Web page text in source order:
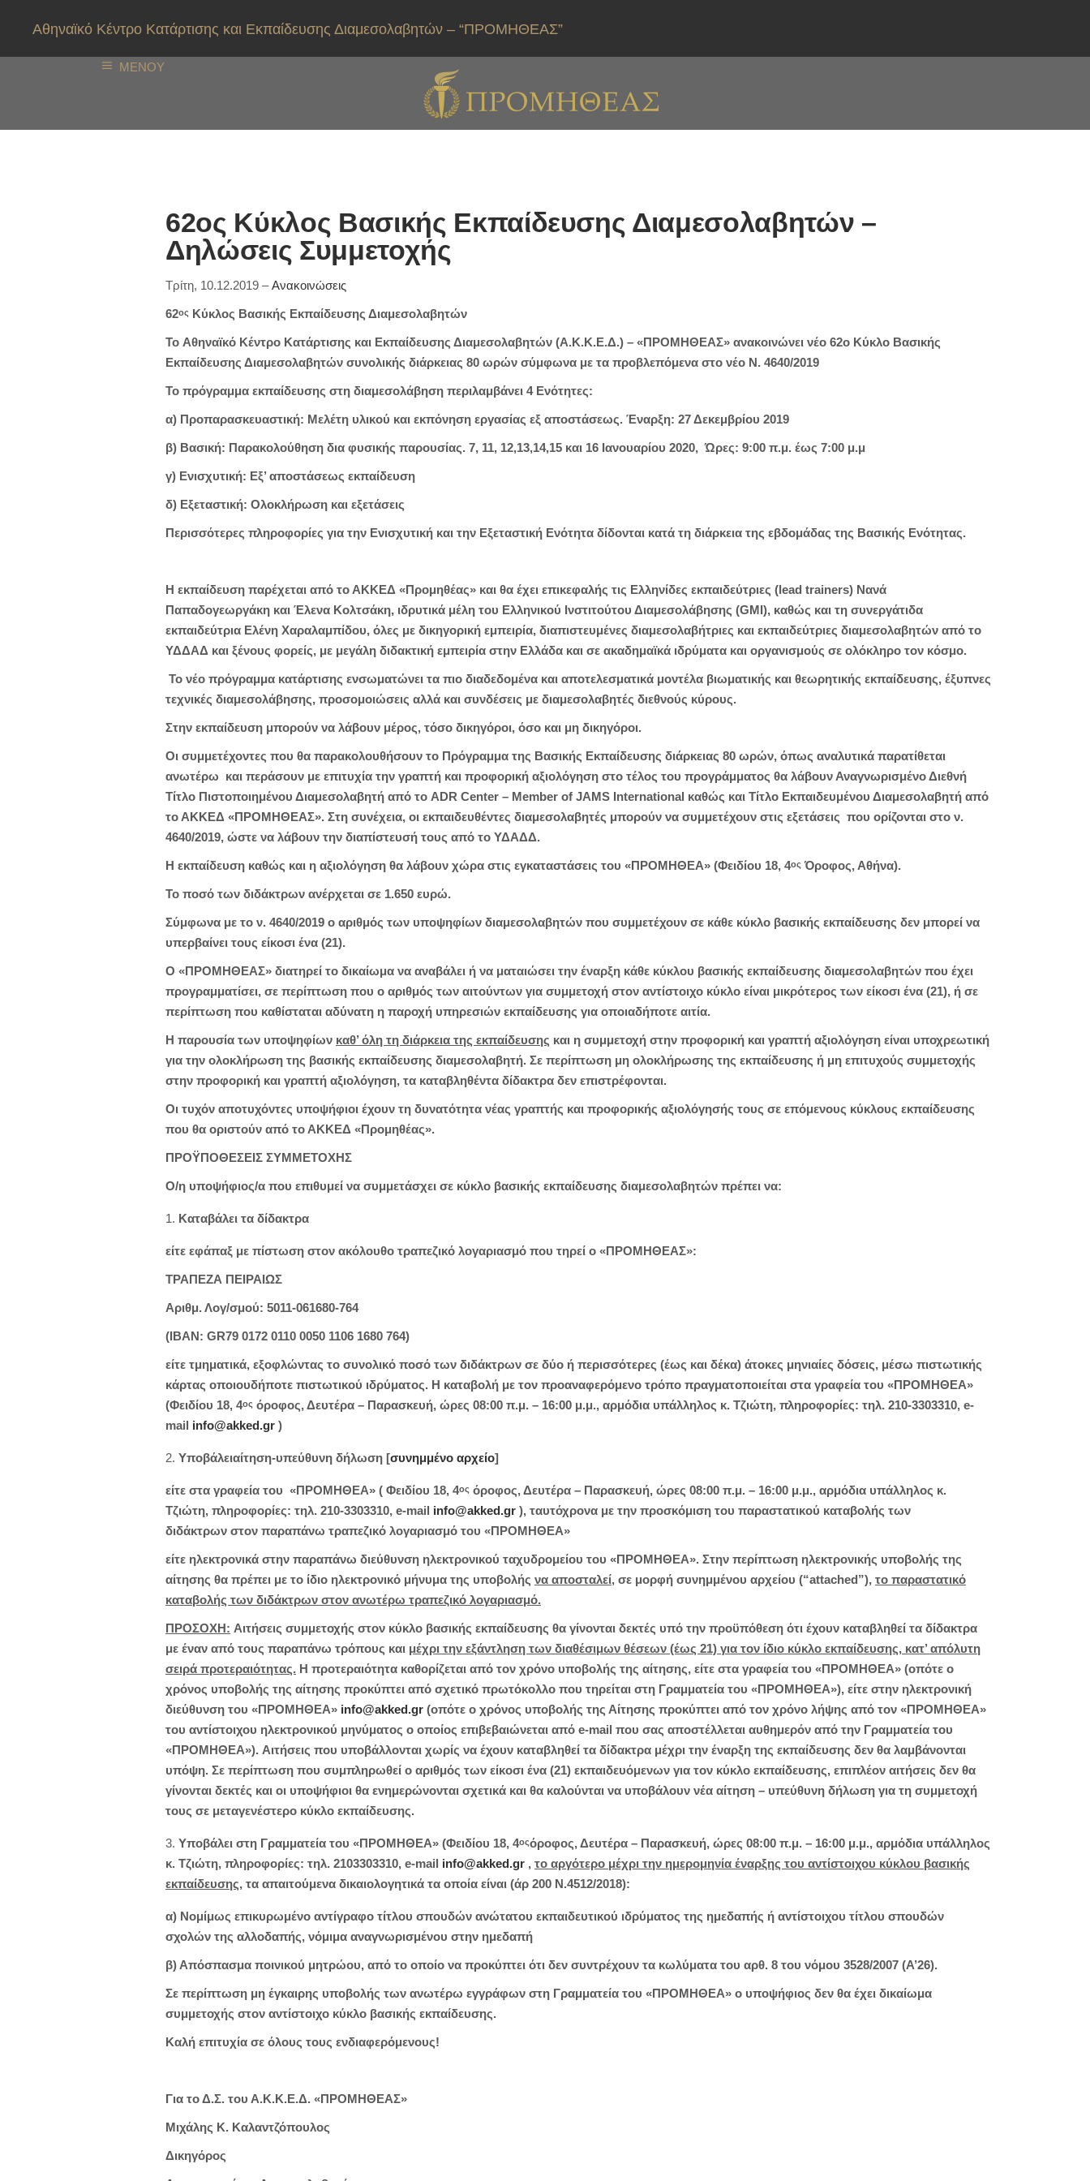
Αθηναϊκό Κέντρο Κατάρτισης και Εκπαίδευσης Διαμεσολαβητών – “ΠΡΟΜΗΘΕΑΣ”
ΜΕΝΟΥ
62ος Κύκλος Βασικής Εκπαίδευσης Διαμεσολαβητών –
Δηλώσεις Συμμετοχής
Τρίτη, 10.12.2019 –Ανακοινώσεις
62ος Κύκλος Βασικής Εκπαίδευσης Διαμεσολαβητών
To Αθηναϊκό Κέντρο Κατάρτισης και Εκπαίδευσης Διαμεσολαβητών (Α.Κ.Κ.Ε.Δ.) – «ΠΡΟΜΗΘΕΑΣ» ανακοινώνει νέο 62o Κύκλο Βασικής
Εκπαίδευσης Διαμεσολαβητών συνολικής διάρκειας 80 ωρών σύμφωνα με τα προβλεπόμενα στο νέο Ν. 4640/2019
Το πρόγραμμα εκπαίδευσης στη διαμεσολάβηση περιλαμβάνει 4 Ενότητες:
α) Προπαρασκευαστική: Μελέτη υλικού και εκπόνηση εργασίας εξ αποστάσεως. Έναρξη: 27 Δεκεμβρίου 2019
β) Βασική: Παρακολούθηση δια φυσικής παρουσίας. 7, 11, 12,13,14,15 και 16 Ιανουαρίου 2020, Ώρες: 9:00 π.μ. έως 7:00 μ.μ
γ) Ενισχυτική: Εξ’ αποστάσεως εκπαίδευση
δ) Εξεταστική: Ολοκλήρωση και εξετάσεις
Περισσότερες πληροφορίες για την Ενισχυτική και την Εξεταστική Ενότητα δίδονται κατά τη διάρκεια της εβδομάδας της Βασικής Ενότητας.
Η εκπαίδευση παρέχεται από το ΑΚΚΕΔ «Προμηθέας» και θα έχει επικεφαλής τις Ελληνίδες εκπαιδεύτριες (lead trainers) Νανά
Παπαδογεωργάκη και Έλενα Κολτσάκη, ιδρυτικά μέλη του Ελληνικού Ινστιτούτου Διαμεσολάβησης (GMI), καθώς και τη συνεργάτιδα
εκπαιδεύτρια Ελένη Χαραλαμπίδου, όλες με δικηγορική εμπειρία, διαπιστευμένες διαμεσολαβήτριες και εκπαιδεύτριες διαμεσολαβητών από το
ΥΔΔΑΔ και ξένους φορείς, με μεγάλη διδακτική εμπειρία στην Ελλάδα και σε ακαδημαϊκά ιδρύματα και οργανισμούς σε ολόκληρο τον κόσμο.
Το νέο πρόγραμμα κατάρτισης ενσωματώνει τα πιο διαδεδομένα και αποτελεσματικά μοντέλα βιωματικής και θεωρητικής εκπαίδευσης, έξυπνες
τεχνικές διαμεσολάβησης, προσομοιώσεις αλλά και συνδέσεις με διαμεσολαβητές διεθνούς κύρους.
Στην εκπαίδευση μπορούν να λάβουν μέρος, τόσο δικηγόροι, όσο και μη δικηγόροι.
Οι συμμετέχοντες που θα παρακολουθήσουν το Πρόγραμμα της Βασικής Εκπαίδευσης διάρκειας 80 ωρών, όπως αναλυτικά παρατίθεται
ανωτέρω και περάσουν με επιτυχία την γραπτή και προφορική αξιολόγηση στο τέλος του προγράμματος θα λάβουν Αναγνωρισμένο Διεθνή
Τίτλο Πιστοποιημένου Διαμεσολαβητή από το ADR Center – Member of JAMS International καθώς και Τίτλο Εκπαιδευμένου Διαμεσολαβητή από
το ΑΚΚΕΔ «ΠΡΟΜΗΘΕΑΣ». Στη συνέχεια, οι εκπαιδευθέντες διαμεσολαβητές μπορούν να συμμετέχουν στις εξετάσεις που ορίζονται στο ν.
4640/2019, ώστε να λάβουν την διαπίστευσή τους από το ΥΔΑΔΔ.
Η εκπαίδευση καθώς και η αξιολόγηση θα λάβουν χώρα στις εγκαταστάσεις του «ΠΡΟΜΗΘΕΑ» (Φειδίου 18, 4ος Όροφος, Αθήνα).
Το ποσό των διδάκτρων ανέρχεται σε 1.650 ευρώ.
Σύμφωνα με το ν. 4640/2019 ο αριθμός των υποψηφίων διαμεσολαβητών που συμμετέχουν σε κάθε κύκλο βασικής εκπαίδευσης δεν μπορεί να
υπερβαίνει τους είκοσι ένα (21).
Ο «ΠΡΟΜΗΘΕΑΣ» διατηρεί το δικαίωμα να αναβάλει ή να ματαιώσει την έναρξη κάθε κύκλου βασικής εκπαίδευσης διαμεσολαβητών που έχει
προγραμματίσει, σε περίπτωση που ο αριθμός των αιτούντων για συμμετοχή στον αντίστοιχο κύκλο είναι μικρότερος των είκοσι ένα (21), ή σε
περίπτωση που καθίσταται αδύνατη η παροχή υπηρεσιών εκπαίδευσης για οποιαδήποτε αιτία.
Η παρουσία των υποψηφίων καθ’ όλη τη διάρκεια της εκπαίδευσης και η συμμετοχή στην προφορική και γραπτή αξιολόγηση είναι υποχρεωτική
για την ολοκλήρωση της βασικής εκπαίδευσης διαμεσολαβητή. Σε περίπτωση μη ολοκλήρωσης της εκπαίδευσης ή μη επιτυχούς συμμετοχής
στην προφορική και γραπτή αξιολόγηση, τα καταβληθέντα δίδακτρα δεν επιστρέφονται.
Οι τυχόν αποτυχόντες υποψήφιοι έχουν τη δυνατότητα νέας γραπτής και προφορικής αξιολόγησής τους σε επόμενους κύκλους εκπαίδευσης
που θα οριστούν από το ΑΚΚΕΔ «Προμηθέας».
ΠΡΟΫΠΟΘΕΣΕΙΣ ΣΥΜΜΕΤΟΧΗΣ
Ο/η υποψήφιος/α που επιθυμεί να συμμετάσχει σε κύκλο βασικής εκπαίδευσης διαμεσολαβητών πρέπει να:
Καταβάλει τα δίδακτρα
είτε εφάπαξ με πίστωση στον ακόλουθο τραπεζικό λογαριασμό που τηρεί ο «ΠΡΟΜΗΘΕΑΣ»:
ΤΡΑΠΕΖΑ ΠΕΙΡΑΙΩΣ
Αριθμ. Λογ/σμού: 5011-061680-764
(ΙΒΑΝ: GR79 0172 0110 0050 1106 1680 764)
είτε τμηματικά, εξοφλώντας το συνολικό ποσό των διδάκτρων σε δύο ή περισσότερες (έως και δέκα) άτοκες μηνιαίες δόσεις, μέσω πιστωτικής
κάρτας οποιουδήποτε πιστωτικού ιδρύματος. Η καταβολή με τον προαναφερόμενο τρόπο πραγματοποιείται στα γραφεία του «ΠΡΟΜΗΘΕΑ»
(Φειδίου 18, 4ος όροφος, Δευτέρα – Παρασκευή, ώρες 08:00 π.μ. – 16:00 μ.μ., αρμόδια υπάλληλος κ. Τζιώτη, πληροφορίες: τηλ. 210-3303310, e-
mail info@akked.gr )
Υποβάλειαίτηση-υπεύθυνη δήλωση [συνημμένο αρχείο]
είτε στα γραφεία του «ΠΡΟΜΗΘΕΑ» ( Φειδίου 18, 4ος όροφος, Δευτέρα – Παρασκευή, ώρες 08:00 π.μ. – 16:00 μ.μ., αρμόδια υπάλληλος κ.
Τζιώτη, πληροφορίες: τηλ. 210-3303310, e-mail info@akked.gr ), ταυτόχρονα με την προσκόμιση του παραστατικού καταβολής των
διδάκτρων στον παραπάνω τραπεζικό λογαριασμό του «ΠΡΟΜΗΘΕΑ»
είτε ηλεκτρονικά στην παραπάνω διεύθυνση ηλεκτρονικού ταχυδρομείου του «ΠΡΟΜΗΘΕΑ». Στην περίπτωση ηλεκτρονικής υποβολής της
αίτησης θα πρέπει με το ίδιο ηλεκτρονικό μήνυμα της υποβολής να αποσταλεί, σε μορφή συνημμένου αρχείου (“attached”), το παραστατικό
καταβολής των διδάκτρων στον ανωτέρω τραπεζικό λογαριασμό.
ΠΡΟΣΟΧΗ: Αιτήσεις συμμετοχής στον κύκλο βασικής εκπαίδευσης θα γίνονται δεκτές υπό την προϋπόθεση ότι έχουν καταβληθεί τα δίδακτρα
με έναν από τους παραπάνω τρόπους και μέχρι την εξάντληση των διαθέσιμων θέσεων (έως 21) για τον ίδιο κύκλο εκπαίδευσης, κατ’ απόλυτη
σειρά προτεραιότητας. Η προτεραιότητα καθορίζεται από τον χρόνο υποβολής της αίτησης, είτε στα γραφεία του «ΠΡΟΜΗΘΕΑ» (οπότε ο
χρόνος υποβολής της αίτησης προκύπτει από σχετικό πρωτόκολλο που τηρείται στη Γραμματεία του «ΠΡΟΜΗΘΕΑ»), είτε στην ηλεκτρονική
διεύθυνση του «ΠΡΟΜΗΘΕΑ» info@akked.gr (οπότε ο χρόνος υποβολής της Αίτησης προκύπτει από τον χρόνο λήψης από τον «ΠΡΟΜΗΘΕΑ»
του αντίστοιχου ηλεκτρονικού μηνύματος ο οποίος επιβεβαιώνεται από e-mail που σας αποστέλλεται αυθημερόν από την Γραμματεία του
«ΠΡΟΜΗΘΕΑ»). Αιτήσεις που υποβάλλονται χωρίς να έχουν καταβληθεί τα δίδακτρα μέχρι την έναρξη της εκπαίδευσης δεν θα λαμβάνονται
υπόψη. Σε περίπτωση που συμπληρωθεί ο αριθμός των είκοσι ένα (21) εκπαιδευόμενων για τον κύκλο εκπαίδευσης, επιπλέον αιτήσεις δεν θα
γίνονται δεκτές και οι υποψήφιοι θα ενημερώνονται σχετικά και θα καλούνται να υποβάλουν νέα αίτηση – υπεύθυνη δήλωση για τη συμμετοχή
τους σε μεταγενέστερο κύκλο εκπαίδευσης.
Υποβάλει στη Γραμματεία του «ΠΡΟΜΗΘΕΑ» (Φειδίου 18, 4οςόροφος, Δευτέρα – Παρασκευή, ώρες 08:00 π.μ. – 16:00 μ.μ., αρμόδια υπάλληλος
κ. Τζιώτη, πληροφορίες: τηλ. 2103303310, e-mail info@akked.gr , το αργότερο μέχρι την ημερομηνία έναρξης του αντίστοιχου κύκλου βασικής
εκπαίδευσης, τα απαιτούμενα δικαιολογητικά τα οποία είναι (άρ 200 Ν.4512/2018):
α) Νομίμως επικυρωμένο αντίγραφο τίτλου σπουδών ανώτατου εκπαιδευτικού ιδρύματος της ημεδαπής ή αντίστοιχου τίτλου σπουδών
σχολών της αλλοδαπής, νόμιμα αναγνωρισμένου στην ημεδαπή
β) Απόσπασμα ποινικού μητρώου, από το οποίο να προκύπτει ότι δεν συντρέχουν τα κωλύματα του αρθ. 8 του νόμου 3528/2007 (Α’26).
Σε περίπτωση μη έγκαιρης υποβολής των ανωτέρω εγγράφων στη Γραμματεία του «ΠΡΟΜΗΘΕΑ» ο υποψήφιος δεν θα έχει δικαίωμα
συμμετοχής στον αντίστοιχο κύκλο βασικής εκπαίδευσης.
Καλή επιτυχία σε όλους τους ενδιαφερόμενους!
Για το Δ.Σ. του Α.Κ.Κ.Ε.Δ. «ΠΡΟΜΗΘΕΑΣ»
Μιχάλης Κ. Καλαντζόπουλος
Δικηγόρος